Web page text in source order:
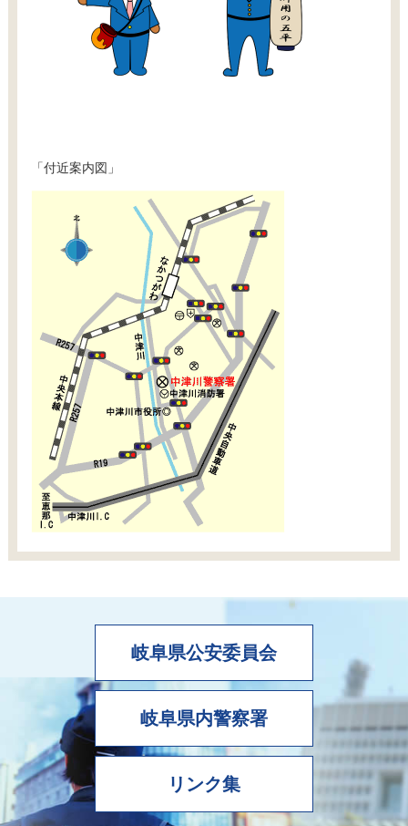
「付近案内図」
岐阜県公安委員会
岐阜県内警察署
リンク集